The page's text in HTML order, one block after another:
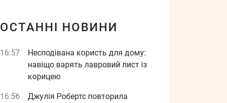
ОСТАННІ НОВИНИ
16:57
Несподівана користь для дому:
навіщо варять лавровий лист із
корицею
16:56
Джулія Робертс повторила